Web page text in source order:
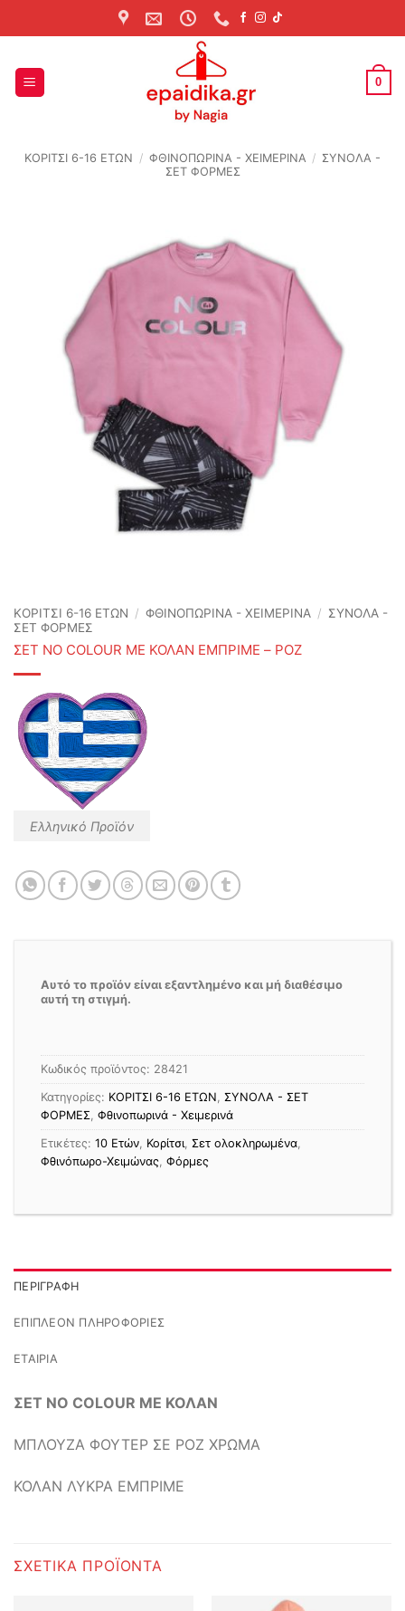
to
0
ΚΟΡΙΤΣΙ 6-16 ΕΤΩΝ / ΦΘΙΝΟΠΩΡΙΝΆ - ΧΕΙΜΕΡΙΝΆ / ΣΥΝΟΛΑ -
ΣΕΤ ΦΟΡΜΕΣ
ΚΟΡΙΤΣΙ 6-16 ΕΤΩΝ / ΦΘΙΝΟΠΩΡΙΝΆ - ΧΕΙΜΕΡΙΝΆ / ΣΥΝΟΛΑ -
ΣΕΤ ΦΟΡΜΕΣ
ΣΕΤ NO COLOUR ΜΕ ΚΟΛΑΝ ΕΜΠΡΙΜΕ – ΡΟΖ
Ελληνικό Προϊόν
Αυτό το προϊόν είναι εξαντλημένο και μή διαθέσιμο
αυτή τη στιγμή.
Κωδικός προϊόντος: 28421
Κατηγορίες: ΚΟΡΙΤΣΙ 6-16 ΕΤΩΝ, ΣΥΝΟΛΑ - ΣΕΤ
ΦΟΡΜΕΣ, Φθινοπωρινά - Χειμερινά
Ετικέτες: 10 Ετών, Κορίτσι, Σετ ολοκληρωμένα,
Φθινόπωρο-Χειμώνας, Φόρμες
ΠΕΡΙΓΡΑΦΉ
ΕΠΙΠΛΈΟΝ ΠΛΗΡΟΦΟΡΊΕΣ
ΕΤΑΙΡΊΑ
ΣΕΤ NO COLOUR ΜΕ ΚΟΛΑΝ
ΜΠΛΟΥΖΑ ΦΟΥΤΕΡ ΣΕ ΡΟΖ ΧΡΩΜΑ
ΚΟΛΑΝ ΛΥΚΡΑ ΕΜΠΡΙΜΕ
ΣΧΕΤΙΚΆ ΠΡΟΪΌΝΤΑ